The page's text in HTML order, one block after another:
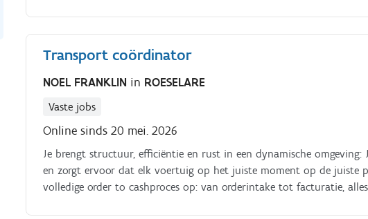
Transport coördinator
NOEL FRANKLIN in ROESELARE
Vaste jobs
Online sinds 20 mei. 2026
Je brengt structuur, efficiëntie en rust in een dynamische
en zorgt ervoor dat elk voertuig op het juiste moment op de juiste
volledige order to cashproces op: van orderintake tot facturatie,